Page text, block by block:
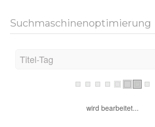
Suchmaschinenoptimierung
Titel-Tag
wird bearbeitet...